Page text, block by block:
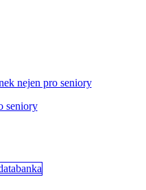
nejen pro seniory